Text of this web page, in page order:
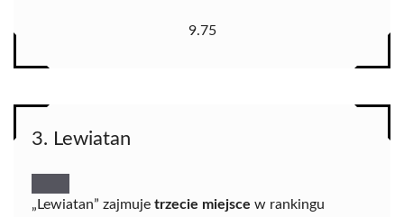
9.75
3. Lewiatan
„Lewiatan” zajmuje trzecie miejsce w rankingu